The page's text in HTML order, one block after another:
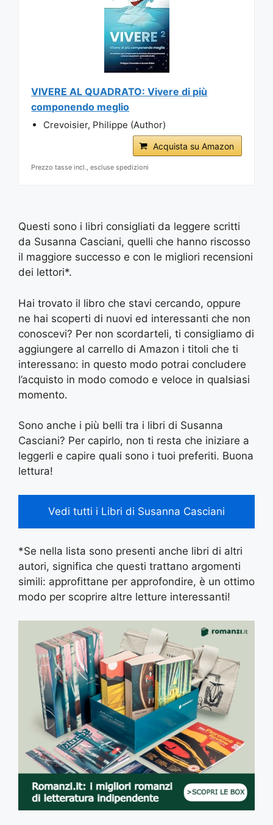
VIVERE AL QUADRATO: Vivere di più
componendo meglio
Crevoisier, Philippe (Author)
Acquista su Amazon
Prezzo tasse incl., escluse spedizioni
Questi sono i libri consigliati da leggere scritti
da Susanna Casciani, quelli che hanno riscosso
il maggiore successo e con le migliori recensioni
dei lettori*.
Hai trovato il libro che stavi cercando, oppure
ne hai scoperti di nuovi ed interessanti che non
conoscevi? Per non scordarteli, ti consigliamo di
aggiungere al carrello di Amazon i titoli che ti
interessano: in questo modo potrai concludere
l’acquisto in modo comodo e veloce in qualsiasi
momento.
Sono anche i più belli tra i libri di Susanna
Casciani? Per capirlo, non ti resta che iniziare a
leggerli e capire quali sono i tuoi preferiti. Buona
lettura!
Vedi tutti i Libri di Susanna Casciani
*Se nella lista sono presenti anche libri di altri
autori, significa che questi trattano argomenti
simili: approfittane per approfondire, è un ottimo
modo per scoprire altre letture interessanti!